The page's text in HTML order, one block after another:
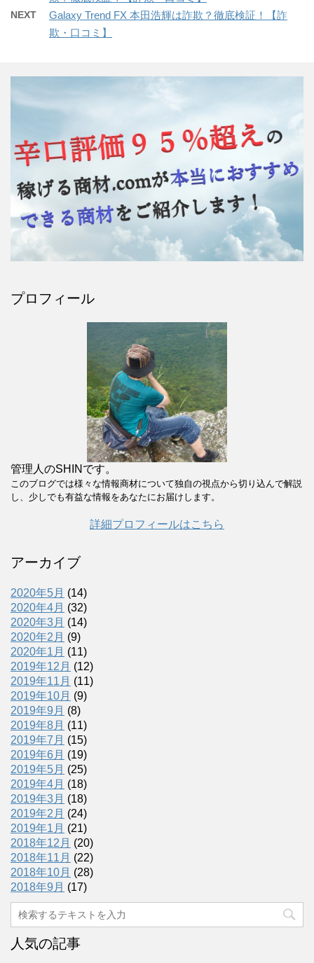
NEXT
Galaxy Trend FX 本田浩輝は詐欺？徹底検証！【詐
欺・口コミ】
プロフィール
管理人のSHINです。
このブログでは様々な情報商材について独自の視点から切り込んで解説
し、少しでも有益な情報をあなたにお届けします。
詳細プロフィールはこちら
アーカイブ
2020年5月 (14)
2020年4月 (32)
2020年3月 (14)
2020年2月 (9)
2020年1月 (11)
2019年12月 (12)
2019年11月 (11)
2019年10月 (9)
2019年9月 (8)
2019年8月 (11)
2019年7月 (15)
2019年6月 (19)
2019年5月 (25)
2019年4月 (18)
2019年3月 (18)
2019年2月 (24)
2019年1月 (21)
2018年12月 (20)
2018年11月 (22)
2018年10月 (28)
2018年9月 (17)
人気の記事